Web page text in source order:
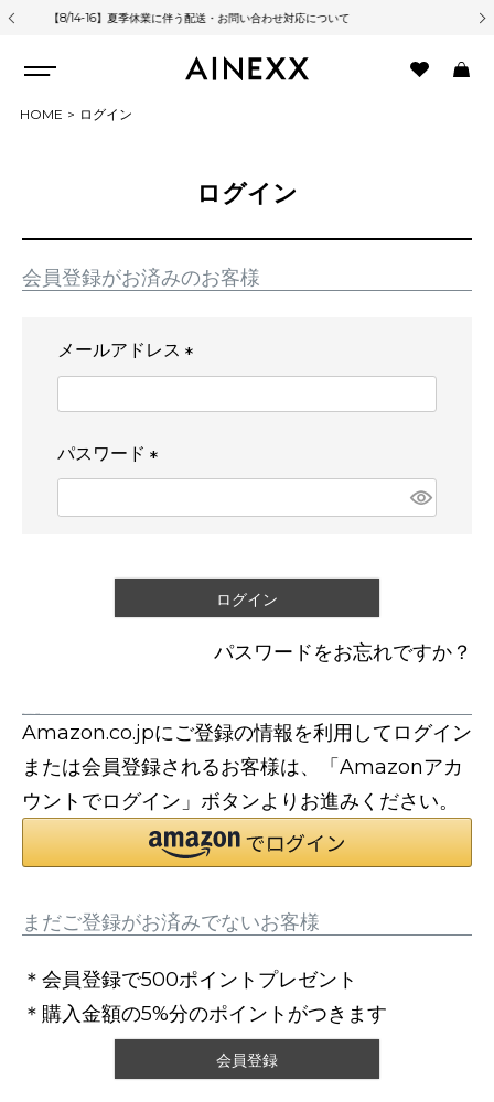
【8/14-16】夏季休業に伴う配送・お問い合わせ対応について 熊
HOME ログイン
ログイン
会員登録がお済みのお客様
メールアドレス
必
)
パスワード
必
)
ログイン
パスワードをお忘れですか？
Amazon.co.jpにご登録の情報を利用してログイン
または会員登録されるお客様は、「Amazonアカ
ウントでログイン」ボタンよりお進みください。
まだご登録がお済みでないお客様
＊会員登録で500ポイントプレゼント
＊購入金額の5%分のポイントがつきます
会員登録